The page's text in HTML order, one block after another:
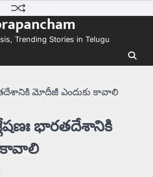
Trending Stories in Telugu
మోదీజీ ఎందుకు కావాలి
భారతదేశానికి
కావాలి